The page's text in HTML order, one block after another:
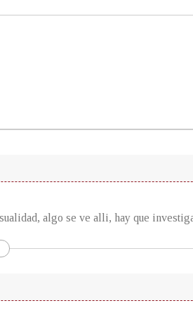
algo se ve alli, hay que